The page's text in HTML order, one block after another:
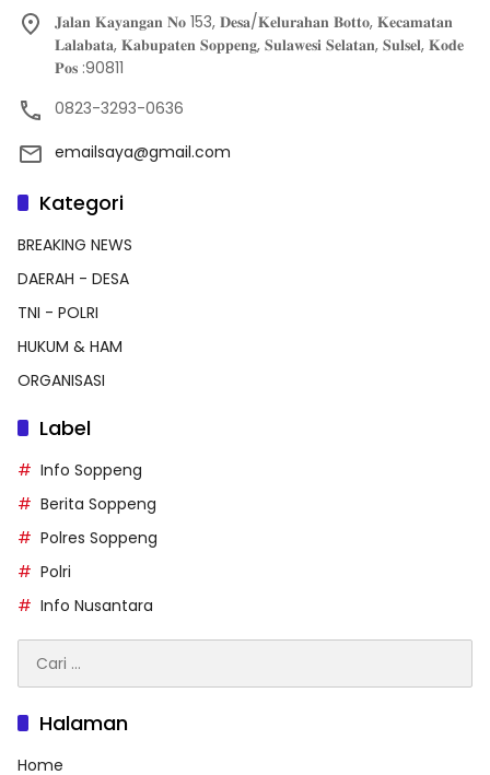
𝐉𝐚𝐥𝐚𝐧 𝐊𝐚𝐲𝐚𝐧𝐠𝐚𝐧 𝐍𝐨 153, 𝐃𝐞𝐬𝐚/𝐊𝐞𝐥𝐮𝐫𝐚𝐡𝐚𝐧 𝐁𝐨𝐭𝐭𝐨, 𝐊𝐞𝐜𝐚𝐦𝐚𝐭𝐚𝐧
𝐋𝐚𝐥𝐚𝐛𝐚𝐭𝐚, 𝐊𝐚𝐛𝐮𝐩𝐚𝐭𝐞𝐧 𝐒𝐨𝐩𝐩𝐞𝐧𝐠, 𝐒𝐮𝐥𝐚𝐰𝐞𝐬𝐢 𝐒𝐞𝐥𝐚𝐭𝐚𝐧, 𝐒𝐮𝐥𝐬𝐞𝐥, 𝐊𝐨𝐝𝐞
𝐏𝐨𝐬 :90811
0823-3293-0636
emailsaya@gmail.com
Kategori
BREAKING NEWS
DAERAH - DESA
TNI - POLRI
HUKUM & HAM
ORGANISASI
Label
Info Soppeng
Berita Soppeng
Polres Soppeng
Polri
Info Nusantara
untuk:
Halaman
Home